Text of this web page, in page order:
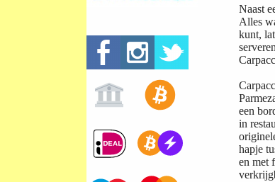
Naast
Alles
kunt,
een
in
hapje
en met